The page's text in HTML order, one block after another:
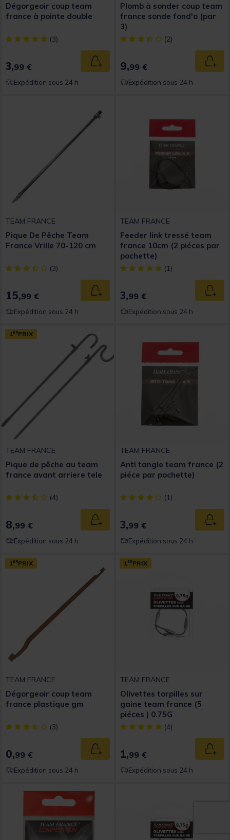
Dégorgeoir coup team
france à pointe double
[object Object] out of 5 Customer Rating
(3)
3,99 € Ajouter au panier
Expédition sous 24 h
Plomb à sonder coup team
france sonde fond'o (par
3)
[object Object] out of 5
(2)
9,99 €
Expédition sous 24 h
TEAM FRANCE
Pique De Pêche Team
France Vrille 70-120 cm
[object Object] out of 5 Customer Rating
(3)
15,99 € Ajouter au panier
Expédition sous 24 h
TEAM FRANCE
Feeder link tressé team
france 10cm (2 piéces par
pochette)
[object Object] out of 5
(1)
3,99 €
Expédition sous 24 h
1ERPRIX
TEAM FRANCE
Pique de pêche au team
france avant arriere tele
[object Object] out of 5 Customer Rating
(4)
8,99 € Ajouter au panier
Expédition sous 24 h
TEAM FRANCE
Anti tangle team france (2
piéce par pochette)
[object Object] out of 5
(1)
3,99 €
Expédition sous 24 h
1ERPRIX
TEAM FRANCE
Dégorgeoir coup team
france plastique gm
[object Object] out of 5 Customer Rating
(3)
0,99 € Ajouter au panier
Expédition sous 24 h
1ERPRIX
TEAM FRANCE
Olivettes torpilles sur
gaine team france (5
piéces ) 0.75G
[object Object] out of 5
(4)
1,99 €
Expédition sous 24 h